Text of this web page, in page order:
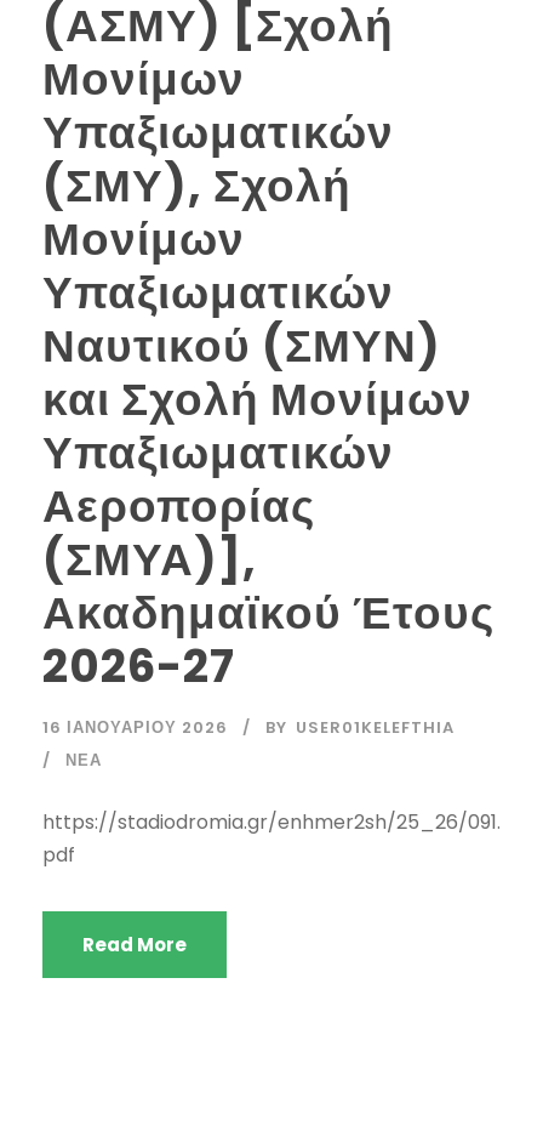
(ΑΣΜΥ) [Σχολή
Μονίμων
Υπαξιωματικών
(ΣΜΥ), Σχολή
Μονίμων
Υπαξιωματικών
Ναυτικού (ΣΜΥΝ)
και Σχολή Μονίμων
Υπαξιωματικών
Αεροπορίας
(ΣΜΥΑ)],
Ακαδημαϊκού Έτους
2026-27
16 ΙΑΝΟΥΑΡΊΟΥ 2026 BY USER01KELEFTHIA
ΝΈΑ
https://stadiodromia.gr/enhmer2sh/25_26/091.
pdf
Read More